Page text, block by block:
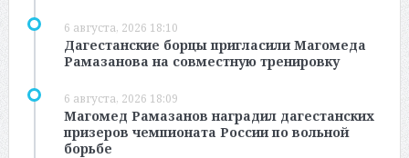
6 августа, 2026 18:10
Дагестанские борцы пригласили Магомеда
Рамазанова на совместную тренировку
6 августа, 2026 18:09
Магомед Рамазанов наградил дагестанских
призеров чемпионата России по вольной
борьбе